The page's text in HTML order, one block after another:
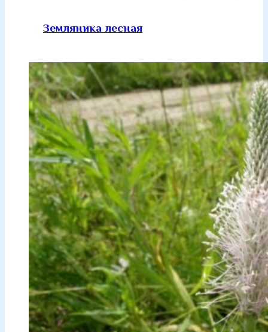
Земляника лесная